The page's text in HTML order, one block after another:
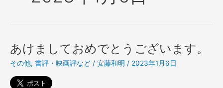
あけましておめでとうございます。
その他, 書評・映画評など / 安藤和明 / 2023年1月6日